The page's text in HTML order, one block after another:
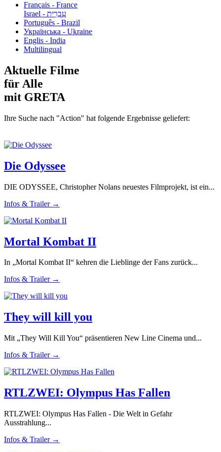
Français - France
עִבְרִית - Israel
Português - Brazil
Українська - Ukraine
Englis - India
Multilingual
Aktuelle Filme
für Alle
mit GRETA
Ihre Suche nach "Action" hat folgende Ergebnisse geliefert:
Die Odyssee
DIE ODYSSEE, Christopher Nolans neuestes Filmprojekt, ist ein...
Infos & Trailer →
Mortal Kombat II
In „Mortal Kombat II“ kehren die Lieblinge der Fans zurück...
Infos & Trailer →
They will kill you
Mit „They Will Kill You“ präsentieren New Line Cinema und...
Infos & Trailer →
RTLZWEI: Olympus Has Fallen
RTLZWEI: Olympus Has Fallen - Die Welt in Gefahr
Ausstrahlung...
Infos & Trailer →